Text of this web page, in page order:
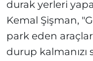
durak yerleri
Kemal Şişman,
park eden
durup kalmanızı